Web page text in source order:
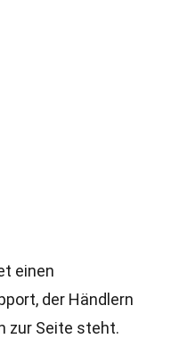
einen
der Händlern
zur Seite steht.